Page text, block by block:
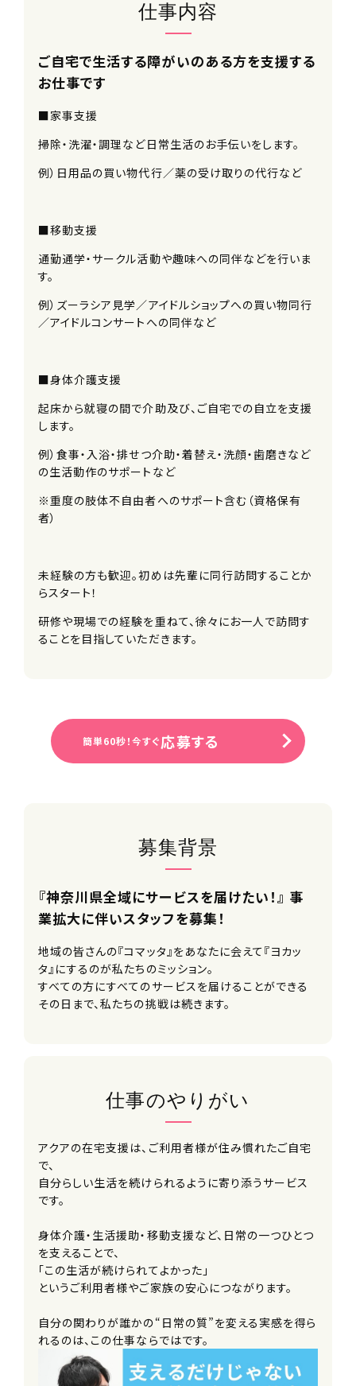
仕事内容
ご自宅で生活する障がいのある方を支援する
お仕事です
■家事支援
掃除・洗濯・調理など日常生活のお手伝いをします。
例）日用品の買い物代行／薬の受け取りの代行など
■移動支援
通勤通学・サークル活動や趣味への同伴などを行いま
す。
例）ズーラシア見学／アイドルショップへの買い物同行
／アイドルコンサートへの同伴など
■身体介護支援
起床から就寝の間で介助及び、ご自宅での自立を支援
します。
例）食事・入浴・排せつ介助・着替え・洗顔・歯磨きなど
の生活動作のサポートなど
※重度の肢体不自由者へのサポート含む（資格保有
者）
未経験の方も歓迎。初めは先輩に同行訪問することか
らスタート！
研修や現場での経験を重ねて、徐々にお一人で訪問す
ることを目指していただきます。
簡単60秒！今すぐ応募する
募集背景
『神奈川県全域にサービスを届けたい！』 事
業拡大に伴いスタッフを募集！
地域の皆さんの『コマッタ』をあなたに会えて『ヨカッ
タ』にするのが私たちのミッション。
すべての方にすべてのサービスを届けることができる
その日まで、私たちの挑戦は続きます。
仕事のやりがい
アクアの在宅支援は、ご利用者様が住み慣れたご自宅
で、
自分らしい生活を続けられるように寄り添うサービス
です。
身体介護・生活援助・移動支援など、日常の一つひとつ
を支えることで、
「この生活が続けられてよかった」
というご利用者様やご家族の安心につながります。
自分の関わりが誰かの“日常の質”を変える実感を得ら
れるのは、この仕事ならではです。